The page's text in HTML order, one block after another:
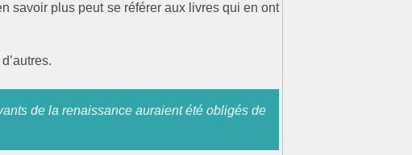
savoir plus peut se référer aux livres qui en ont
.
de la renaissance auraient été obligés de